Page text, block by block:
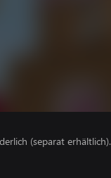
(separat erhältlich).